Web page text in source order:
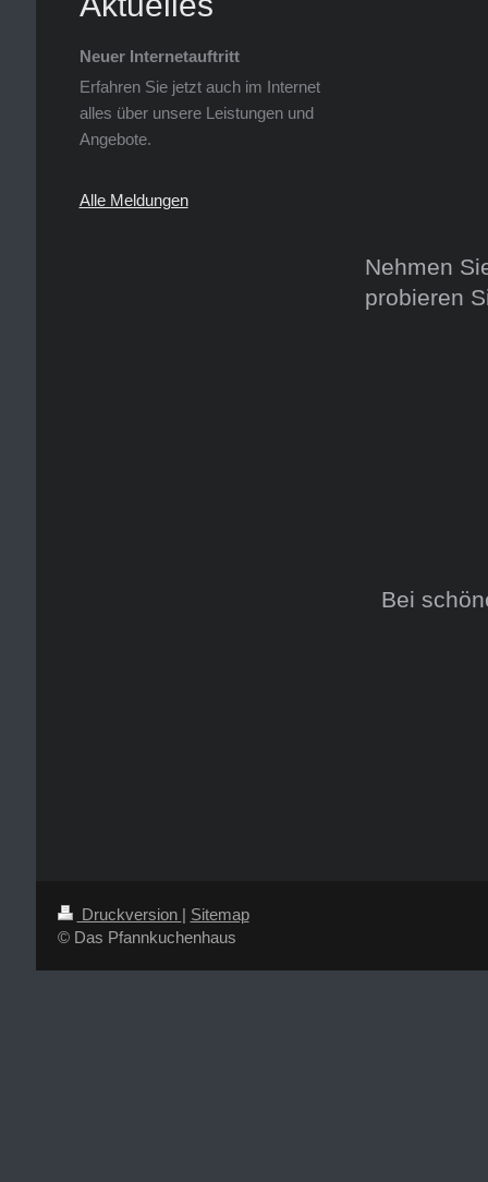
Nehmen
probieren
Bei
Neuer Internetauftritt
Erfahren Sie jetzt auch im Internet
alles über unsere Leistungen und
Angebote.
Alle Meldungen
Druckversion | Sitemap
© Das Pfannkuchenhaus